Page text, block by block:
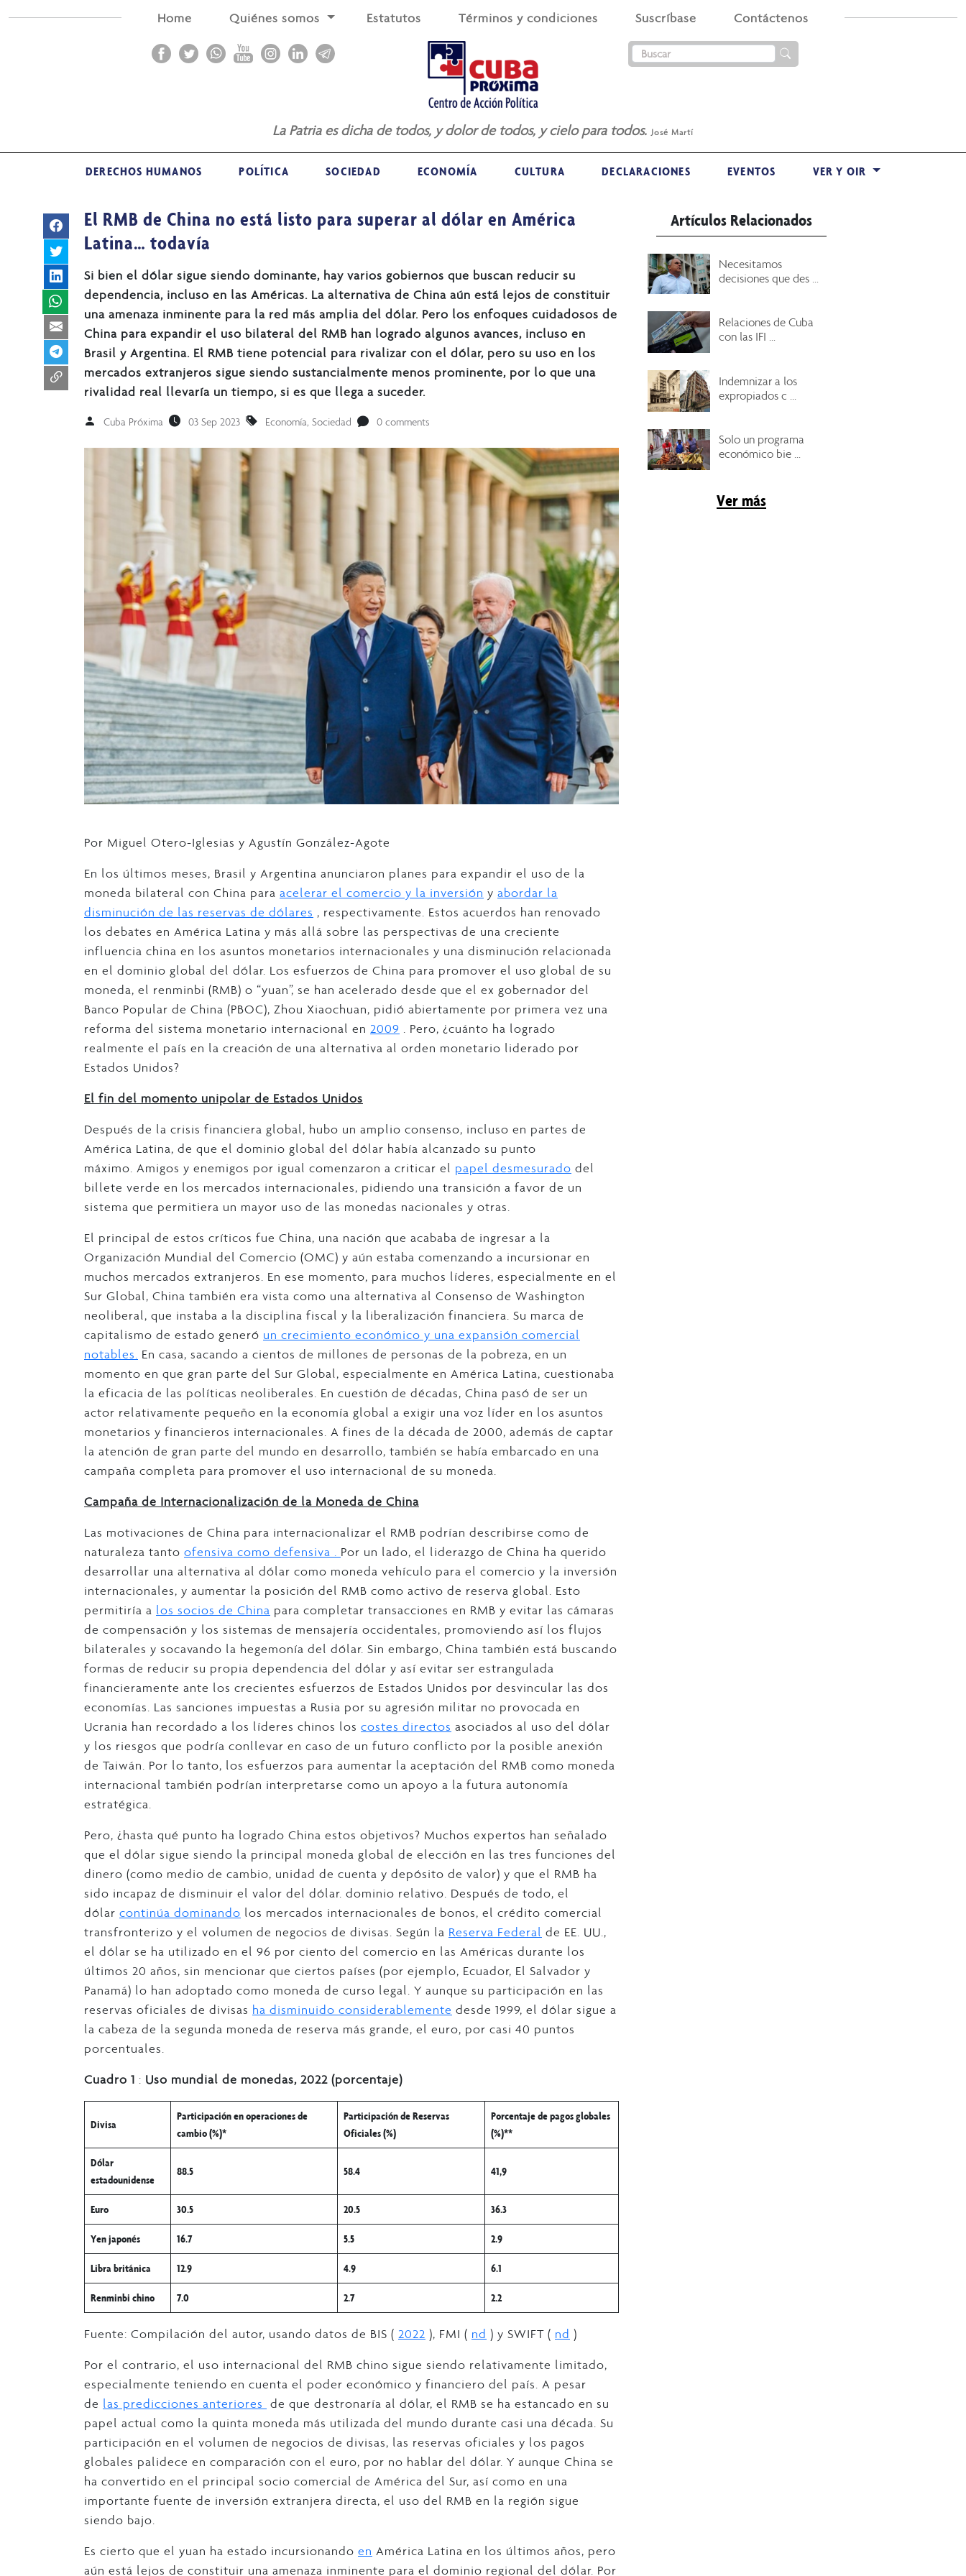
Home Quiénes somos Estatutos Términos y condiciones Suscríbase Contáctenos
La Patria es dicha de todos, y dolor de todos, y cielo para todos. José Martí
DERECHOS HUMANOS POLÍTICA SOCIEDAD ECONOMÍA CULTURA DECLARACIONES EVENTOS VER Y OIR
El RMB de China no está listo para superar al dólar en América
Latina… todavía
Si bien el dólar sigue siendo dominante, hay varios gobiernos que buscan reducir su
dependencia, incluso en las Américas. La alternativa de China aún está lejos de constituir
una amenaza inminente para la red más amplia del dólar. Pero los enfoques cuidadosos de
China para expandir el uso bilateral del RMB han logrado algunos avances, incluso en
Brasil y Argentina. El RMB tiene potencial para rivalizar con el dólar, pero su uso en los
mercados extranjeros sigue siendo sustancialmente menos prominente, por lo que una
rivalidad real llevaría un tiempo, si es que llega a suceder.
Cuba Próxima 03 Sep 2023 Economía, Sociedad 0 comments
Por Miguel Otero-Iglesias y Agustín González-Agote
En los últimos meses, Brasil y Argentina anunciaron planes para expandir el uso de la
moneda bilateral con China para acelerar el comercio y la inversión y abordar la
disminución de las reservas de dólares , respectivamente. Estos acuerdos han renovado
los debates en América Latina y más allá sobre las perspectivas de una creciente
influencia china en los asuntos monetarios internacionales y una disminución relacionada
en el dominio global del dólar. Los esfuerzos de China para promover el uso global de su
moneda, el renminbi (RMB) o “yuan”, se han acelerado desde que el ex gobernador del
Banco Popular de China (PBOC), Zhou Xiaochuan, pidió abiertamente por primera vez una
reforma del sistema monetario internacional en 2009 . Pero, ¿cuánto ha logrado
realmente el país en la creación de una alternativa al orden monetario liderado por
Estados Unidos?
El fin del momento unipolar de Estados Unidos
Después de la crisis financiera global, hubo un amplio consenso, incluso en partes de
América Latina, de que el dominio global del dólar había alcanzado su punto
máximo. Amigos y enemigos por igual comenzaron a criticar el papel desmesurado del
billete verde en los mercados internacionales, pidiendo una transición a favor de un
sistema que permitiera un mayor uso de las monedas nacionales y otras.
El principal de estos críticos fue China, una nación que acababa de ingresar a la
Organización Mundial del Comercio (OMC) y aún estaba comenzando a incursionar en
muchos mercados extranjeros. En ese momento, para muchos líderes, especialmente en el
Sur Global, China también era vista como una alternativa al Consenso de Washington
neoliberal, que instaba a la disciplina fiscal y la liberalización financiera. Su marca de
capitalismo de estado generó un crecimiento económico y una expansión comercial
notables. En casa, sacando a cientos de millones de personas de la pobreza, en un
momento en que gran parte del Sur Global, especialmente en América Latina, cuestionaba
la eficacia de las políticas neoliberales. En cuestión de décadas, China pasó de ser un
actor relativamente pequeño en la economía global a exigir una voz líder en los asuntos
monetarios y financieros internacionales. A fines de la década de 2000, además de captar
la atención de gran parte del mundo en desarrollo, también se había embarcado en una
campaña completa para promover el uso internacional de su moneda.
Campaña de Internacionalización de la Moneda de China
Las motivaciones de China para internacionalizar el RMB podrían describirse como de
naturaleza tanto ofensiva como defensiva . Por un lado, el liderazgo de China ha querido
desarrollar una alternativa al dólar como moneda vehículo para el comercio y la inversión
internacionales, y aumentar la posición del RMB como activo de reserva global. Esto
permitiría a los socios de China para completar transacciones en RMB y evitar las cámaras
de compensación y los sistemas de mensajería occidentales, promoviendo así los flujos
bilaterales y socavando la hegemonía del dólar. Sin embargo, China también está buscando
formas de reducir su propia dependencia del dólar y así evitar ser estrangulada
financieramente ante los crecientes esfuerzos de Estados Unidos por desvincular las dos
economías. Las sanciones impuestas a Rusia por su agresión militar no provocada en
Ucrania han recordado a los líderes chinos los costes directos asociados al uso del dólar
y los riesgos que podría conllevar en caso de un futuro conflicto por la posible anexión
de Taiwán. Por lo tanto, los esfuerzos para aumentar la aceptación del RMB como moneda
internacional también podrían interpretarse como un apoyo a la futura autonomía
estratégica.
Pero, ¿hasta qué punto ha logrado China estos objetivos? Muchos expertos han señalado
que el dólar sigue siendo la principal moneda global de elección en las tres funciones del
dinero (como medio de cambio, unidad de cuenta y depósito de valor) y que el RMB ha
sido incapaz de disminuir el valor del dólar. dominio relativo. Después de todo, el
dólar continúa dominando los mercados internacionales de bonos, el crédito comercial
transfronterizo y el volumen de negocios de divisas. Según la Reserva Federal de EE. UU.,
el dólar se ha utilizado en el 96 por ciento del comercio en las Américas durante los
últimos 20 años, sin mencionar que ciertos países (por ejemplo, Ecuador, El Salvador y
Panamá) lo han adoptado como moneda de curso legal. Y aunque su participación en las
reservas oficiales de divisas ha disminuido considerablemente desde 1999, el dólar sigue a
la cabeza de la segunda moneda de reserva más grande, el euro, por casi 40 puntos
porcentuales.
Cuadro 1 : Uso mundial de monedas, 2022 (porcentaje)
Divisa
Participación en operaciones de
cambio (%)*
Participación de Reservas
Oficiales (%)
Porcentaje de pagos globales
(%)**
Dólar
estadounidense
88.5 58.4 41,9
Euro 30.5 20.5 36.3
Yen japonés 16.7 5.5 2.9
Libra británica 12.9 4.9 6.1
Renminbi chino 7.0 2.7 2.2
Fuente: Compilación del autor, usando datos de BIS ( 2022 ), FMI ( nd ) y SWIFT ( nd )
Por el contrario, el uso internacional del RMB chino sigue siendo relativamente limitado,
especialmente teniendo en cuenta el poder económico y financiero del país. A pesar
de las predicciones anteriores de que destronaría al dólar, el RMB se ha estancado en su
papel actual como la quinta moneda más utilizada del mundo durante casi una década. Su
participación en el volumen de negocios de divisas, las reservas oficiales y los pagos
globales palidece en comparación con el euro, por no hablar del dólar. Y aunque China se
ha convertido en el principal socio comercial de América del Sur, así como en una
importante fuente de inversión extranjera directa, el uso del RMB en la región sigue
siendo bajo.
Es cierto que el yuan ha estado incursionando en América Latina en los últimos años, pero
aún está lejos de constituir una amenaza inminente para el dominio regional del dólar. Por
Artículos Relacionados
Necesitamos
decisiones que des ...
Relaciones de Cuba
con las IFI ...
Indemnizar a los
expropiados c ...
Solo un programa
económico bie ...
Ver más